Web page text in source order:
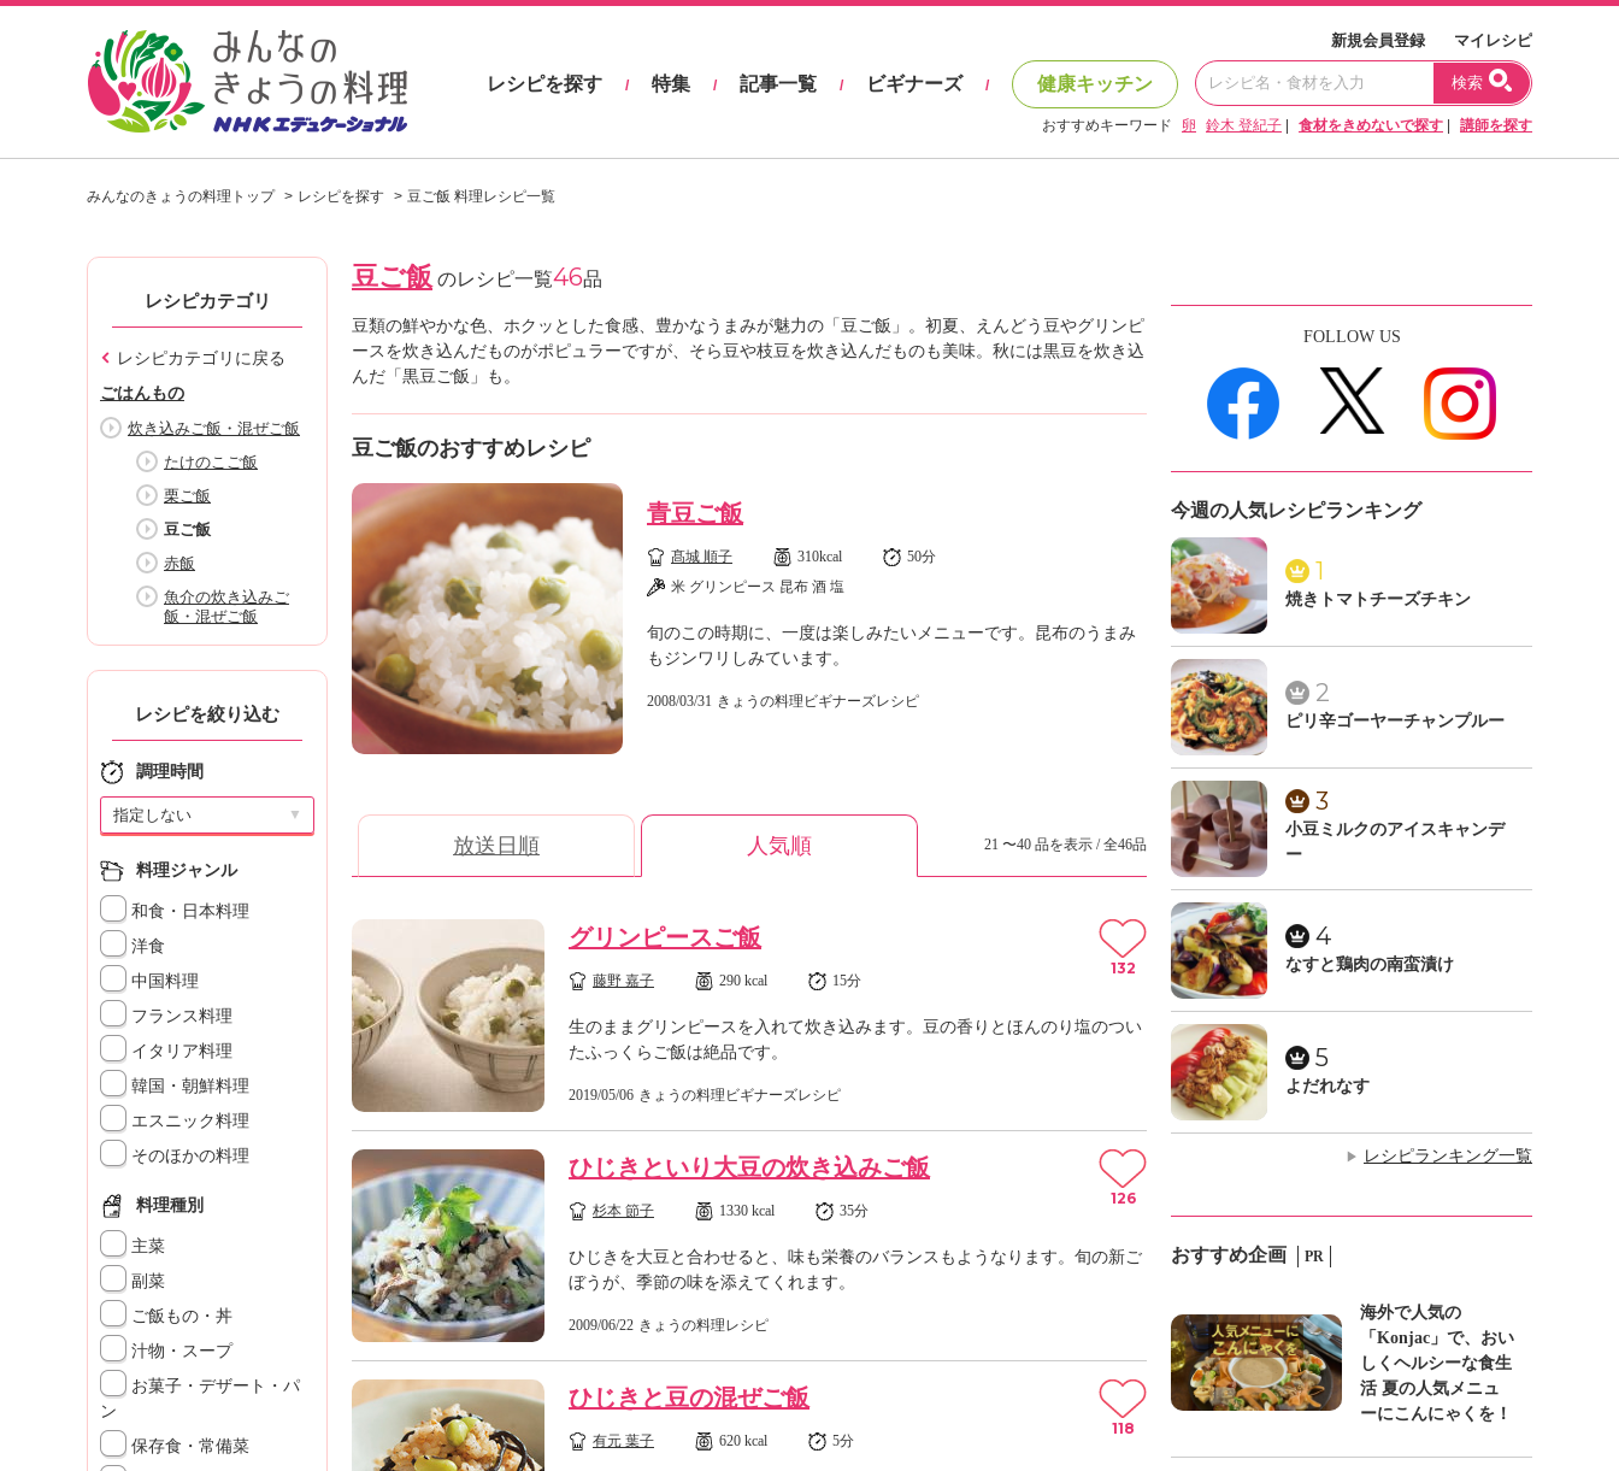
し
シ
を
見
つ
う
N
K
エ
デ
ュ
ケ
ー
シ
ナ
な
う
の
料
」
新規会員登録 マイレシピ
レシピを探す / 特集 / 記事一覧 / ビギナーズ / 健康キッチン 検索
おすすめキーワード 卵 鈴木 登紀子 食材をきめないで探す 講師を探す
みんなのきょうの料理トップ レシピを探す 豆ご飯 料理レシピ一覧
レシピカテゴリ
レシピカテゴリに戻る
ごはんもの
炊き込みご飯・混ぜご飯
たけのこご飯
栗ご飯
豆ご飯
赤飯
魚介の炊き込みご
飯・混ぜご飯
レシピを絞り込む
調理時間
▼
料理ジャンル
和食・日本料理
洋食
中国料理
フランス料理
イタリア料理
韓国・朝鮮料理
エスニック料理
そのほかの料理
料理種別
主菜
副菜
ご飯もの・丼
汁物・スープ
お菓子・デザート・パ
ン
保存食・常備菜
豆ご飯 のレシピ一覧46品
豆類の鮮やかな色、ホクッとした食感、豊かなうまみが魅力の「豆ご飯」。初夏、えんどう豆やグリンピ
ースを炊き込んだものがポピュラーですが、そら豆や枝豆を炊き込んだものも美味。秋には黒豆を炊き込
んだ「黒豆ご飯」も。
豆ご飯のおすすめレシピ
青豆ご飯
髙城 順子 310kcal
50分
米 グリンピース 昆布 酒 塩
旬のこの時期に、一度は楽しみたいメニューです。昆布のうまみ
もジンワリしみています。
2008/03/31 きょうの料理ビギナーズレシピ
放送日順 人気順 21 〜40 品を表示 / 全46品
グリンピースご飯
藤野 嘉子 290 kcal 15分
生のままグリンピースを入れて炊き込みます。豆の香りとほんのり塩のつい
たふっくらご飯は絶品です。
2019/05/06 きょうの料理ビギナーズレシピ
132
ひじきといり大豆の炊き込みご飯
杉本 節子 1330 kcal 35分
ひじきを大豆と合わせると、味も栄養のバランスもようなります。旬の新ご
ぼうが、季節の味を添えてくれます。
2009/06/22 きょうの料理レシピ
126
ひじきと豆の混ぜご飯
有元 葉子 620 kcal 5分
118
FOLLOW US
今週の人気レシピランキング
1
焼きトマトチーズチキン
2
ピリ辛ゴーヤーチャンプルー
3
小豆ミルクのアイスキャンデ
ー
4
なすと鶏肉の南蛮漬け
5
よだれなす
▶ レシピランキング一覧
おすすめ企画 PR
海外で人気の
「Konjac」で、おい
しくヘルシーな食生
活 夏の人気メニュ
ーにこんにゃくを！